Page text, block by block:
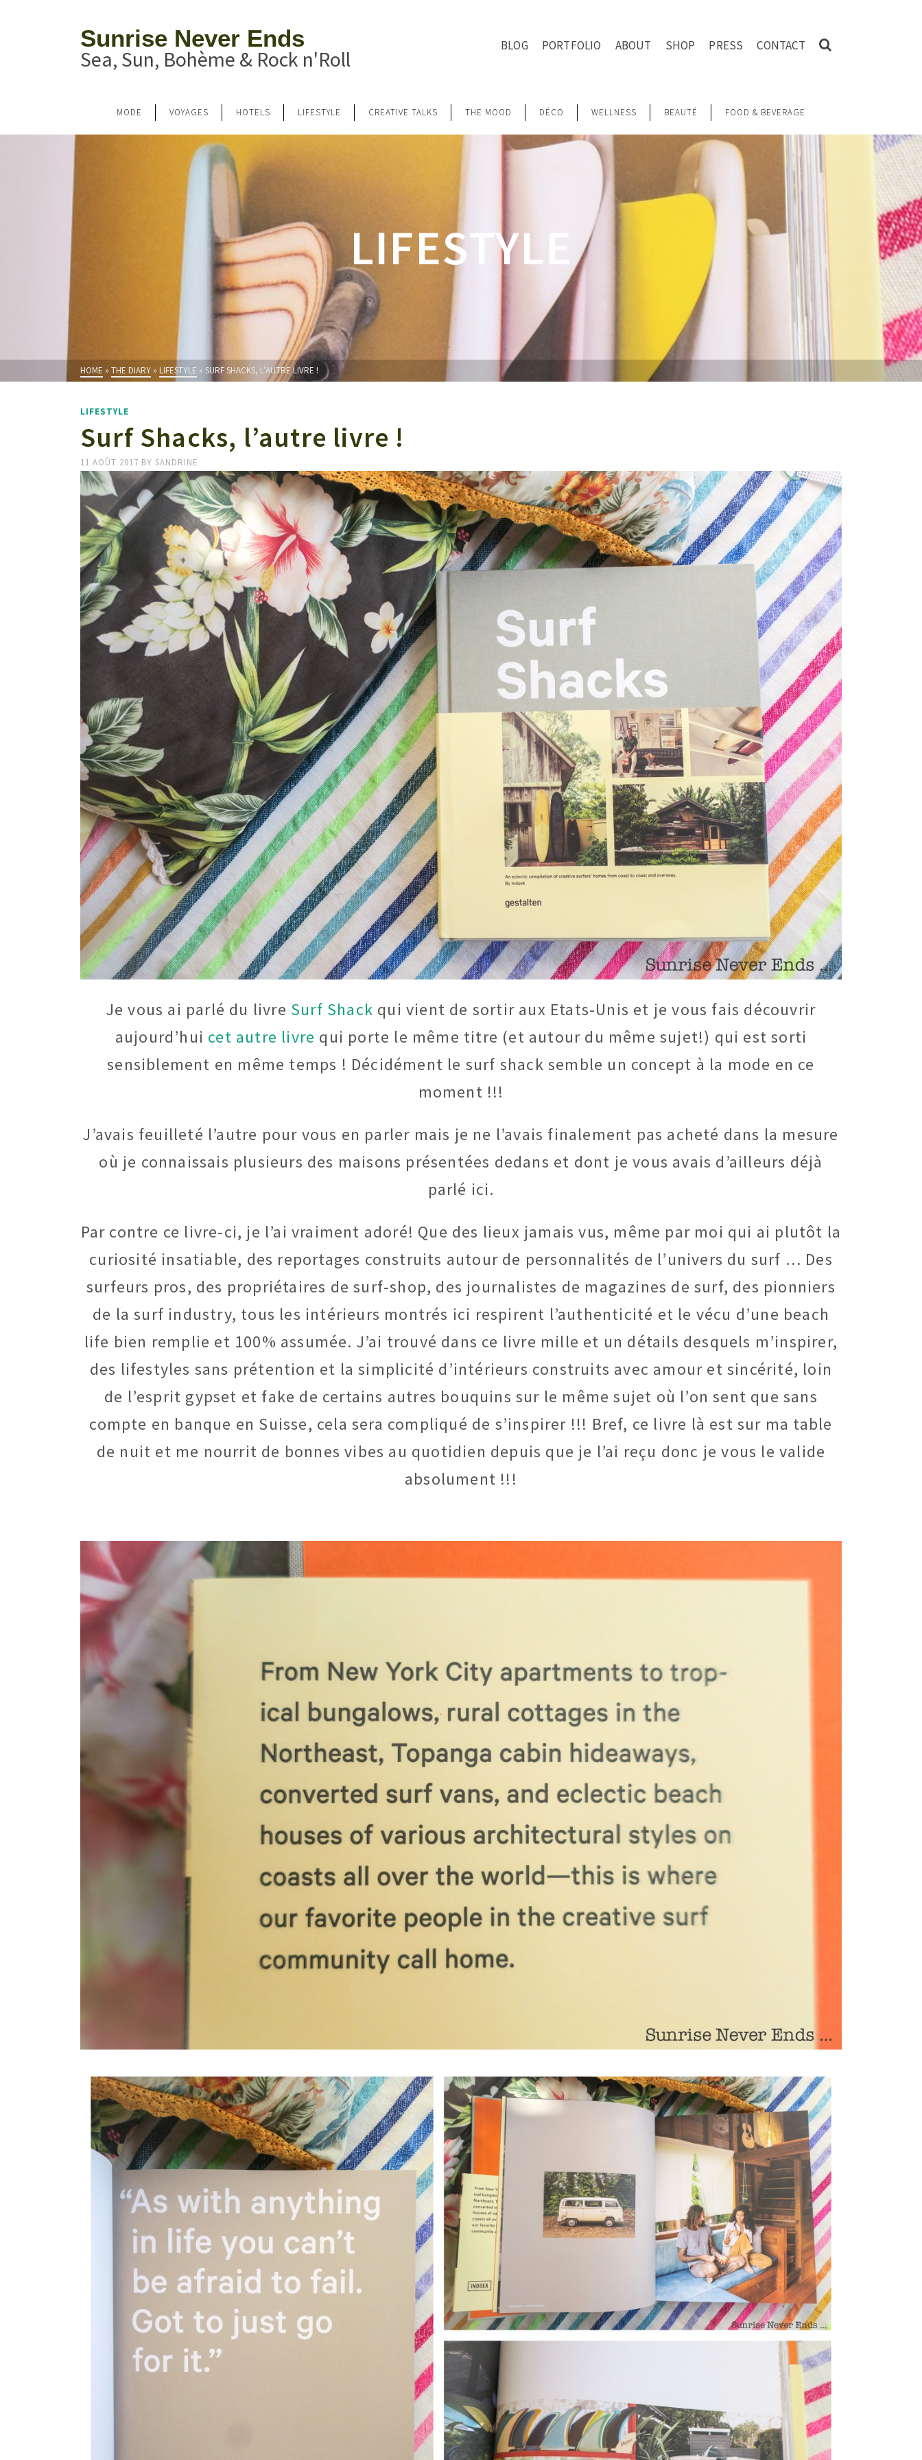
Sunrise Never Ends
Sea, Sun, Bohème & Rock n'Roll
BLOG PORTFOLIO ABOUT SHOP PRESS CONTACT
MODE VOYAGES HOTELS LIFESTYLE CREATIVE TALKS THE MOOD DÉCO WELLNESS BEAUTÉ FOOD & BEVERAGE
LIFESTYLE
HOME » THE DIARY » LIFESTYLE » SURF SHACKS, L’AUTRE LIVRE !
LIFESTYLE
Surf Shacks, l’autre livre !
11 AOÛT 2017 BY SANDRINE
Je vous ai parlé du livre Surf Shack qui vient de sortir aux Etats-Unis et je vous fais découvrir
aujourd’hui cet autre livre qui porte le même titre (et autour du même sujet!) qui est sorti
sensiblement en même temps ! Décidément le surf shack semble un concept à la mode en ce
moment !!!
J’avais feuilleté l’autre pour vous en parler mais je ne l’avais finalement pas acheté dans la mesure
où je connaissais plusieurs des maisons présentées dedans et dont je vous avais d’ailleurs déjà
parlé ici.
Par contre ce livre-ci, je l’ai vraiment adoré! Que des lieux jamais vus, même par moi qui ai plutôt la
curiosité insatiable, des reportages construits autour de personnalités de l’univers du surf … Des
surfeurs pros, des propriétaires de surf-shop, des journalistes de magazines de surf, des pionniers
de la surf industry, tous les intérieurs montrés ici respirent l’authenticité et le vécu d’une beach
life bien remplie et 100% assumée. J’ai trouvé dans ce livre mille et un détails desquels m’inspirer,
des lifestyles sans prétention et la simplicité d’intérieurs construits avec amour et sincérité, loin
de l’esprit gypset et fake de certains autres bouquins sur le même sujet où l’on sent que sans
compte en banque en Suisse, cela sera compliqué de s’inspirer !!! Bref, ce livre là est sur ma table
de nuit et me nourrit de bonnes vibes au quotidien depuis que je l’ai reçu donc je vous le valide
absolument !!!